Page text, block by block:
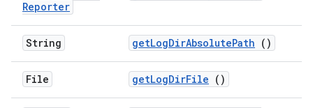
Reporter
String getLogDirAbsolutePath ()
File getLogDirFile ()